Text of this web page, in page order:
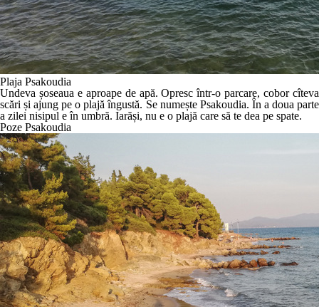
Plaja Psakoudia
Undeva șoseaua e aproape de apă. Opresc într-o parcare, cobor cîteva
scări și ajung pe o plajă îngustă. Se numește Psakoudia. În a doua parte
a zilei nisipul e în umbră. Iarăși, nu e o plajă care să te dea pe spate.
Poze Psakoudia